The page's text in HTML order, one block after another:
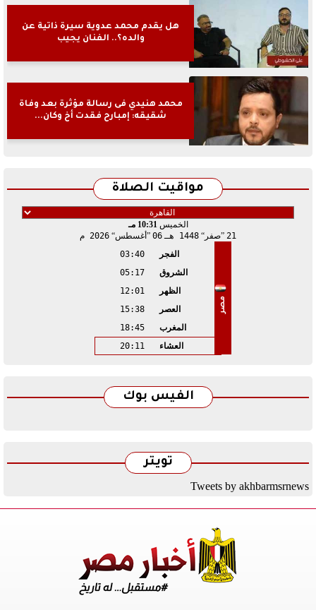
هل يقدم محمد عدوية سيرة ذاتية عن
والده؟.. الفنان يجيب
محمد هنيدي فى رسالة مؤثرة بعد وفاة
شقيقه: إمبارح فقدت أخ وكان...
مواقيت الصلاة
الخميس10:31 مـ
21 صفر 1448 هـ 06 أغسطس 2026 م
مصر
الفجر
03:40
الشروق
05:17
الظهر
12:01
العصر
15:38
المغرب
18:45
العشاء
20:11
الفيس بوك
تويتر
Tweets by akhbarmsrnews